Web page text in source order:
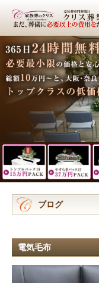
ブログ
電気毛布